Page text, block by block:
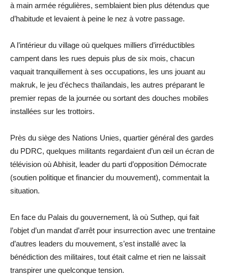
à main armée régulières, semblaient bien plus détendus que
d’habitude et levaient à peine le nez à votre passage.
A l’intérieur du village où quelques milliers d’irréductibles
campent dans les rues depuis plus de six mois, chacun
vaquait tranquillement à ses occupations, les uns jouant au
makruk, le jeu d’échecs thaïlandais, les autres préparant le
premier repas de la journée ou sortant des douches mobiles
installées sur les trottoirs.
Près du siège des Nations Unies, quartier général des gardes
du PDRC, quelques militants regardaient d’un œil un écran de
télévision où Abhisit, leader du parti d’opposition Démocrate
(soutien politique et financier du mouvement), commentait la
situation.
En face du Palais du gouvernement, là où Suthep, qui fait
l’objet d’un mandat d’arrêt pour insurrection avec une trentaine
d’autres leaders du mouvement, s’est installé avec la
bénédiction des militaires, tout était calme et rien ne laissait
transpirer une quelconque tension.